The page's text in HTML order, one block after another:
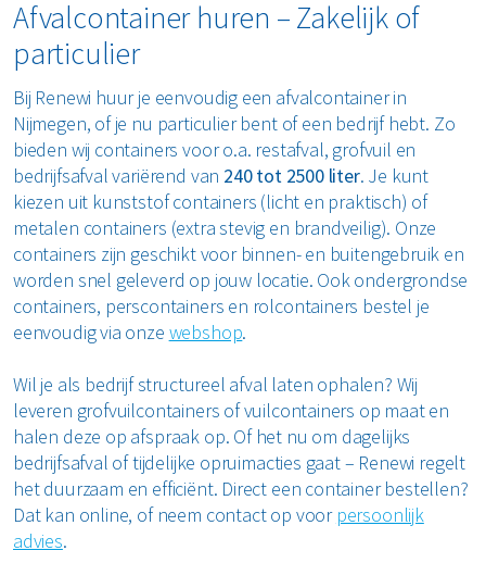
Afvalcontainer huren – Zakelijk of
particulier
Bij Renewi huur je eenvoudig een afvalcontainer in
Nijmegen, of je nu particulier bent of een bedrijf hebt. Zo
bieden wij containers voor o.a. restafval, grofvuil en
bedrijfsafval variërend van 240 tot 2500 liter. Je kunt
kiezen uit kunststof containers (licht en praktisch) of
metalen containers (extra stevig en brandveilig). Onze
containers zijn geschikt voor binnen- en buitengebruik en
worden snel geleverd op jouw locatie. Ook ondergrondse
containers, perscontainers en rolcontainers bestel je
eenvoudig via onze webshop.
Wil je als bedrijf structureel afval laten ophalen? Wij
leveren grofvuilcontainers of vuilcontainers op maat en
halen deze op afspraak op. Of het nu om dagelijks
bedrijfsafval of tijdelijke opruimacties gaat – Renewi regelt
het duurzaam en efficiënt. Direct een container bestellen?
Dat kan online, of neem contact op voor persoonlijk
advies.